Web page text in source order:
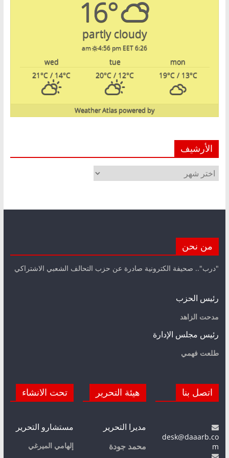
16°
partly cloudy
6:26 am
4:56 pm EET
mon
tue
wed
19°C/ 13°C
20°C / 12°C
21°C / 14°C
powered by
Weather Atlas
الأرشيف
الأرشيف
من نحن
"درب".. صحيفة الكترونية صادرة عن حزب التحالف الشعبي الاشتراكي
رئيس الحزب
مدحت الزاهد
رئيس مجلس الإدارة
طلعت فهمي
اتصل بنا
desk@daaarb.co
m
هيئة التحرير
مديرا التحرير
محمد جودة
تحت الانشاء
مستشارو التحرير
إلهامي الميرغي